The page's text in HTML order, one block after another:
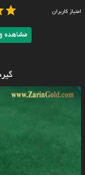
امتیاز کاربران
مشاهده